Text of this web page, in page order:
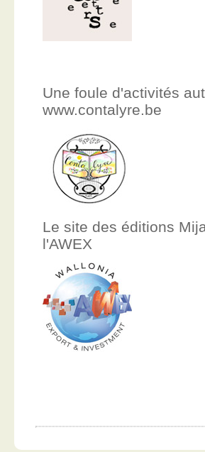
Une foule d'activités
www.contalyre.be
Le site des éditions
l'AWEX